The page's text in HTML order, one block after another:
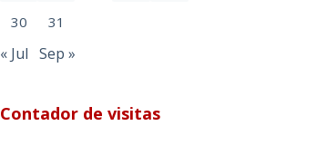
30 31
« Jul Sep »
Contador de visitas